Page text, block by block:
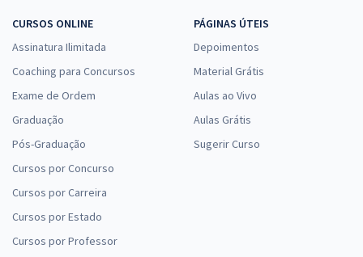
CURSOS ONLINE
Assinatura Ilimitada
Coaching para Concursos
Exame de Ordem
Graduação
Pós-Graduação
Cursos por Concurso
Cursos por Carreira
Cursos por Estado
Cursos por Professor
PÁGINAS ÚTEIS
Depoimentos
Material Grátis
Aulas ao Vivo
Aulas Grátis
Sugerir Curso